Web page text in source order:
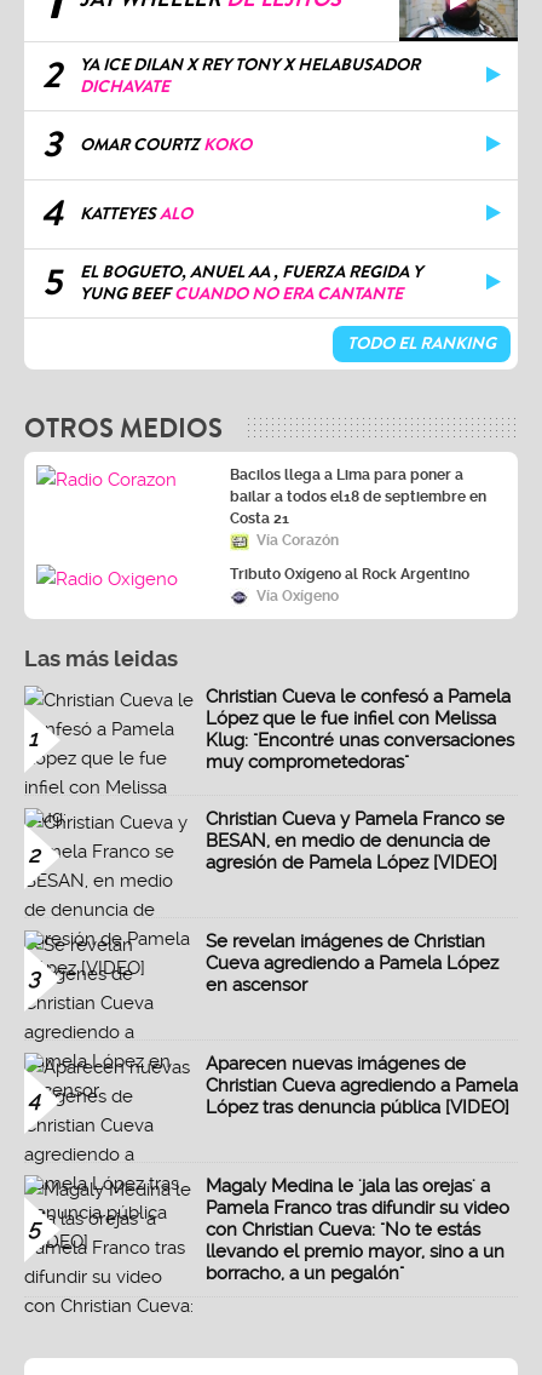
2
YA ICE DILAN X REY TONY X HELABUSADOR
DICHAVATE
3 OMAR COURTZKOKO
4 KATTEYESALO
5
EL BOGUETO, ANUEL AA , FUERZA REGIDA Y
YUNG BEEFCUANDO NO ERA CANTANTE
TODO EL RANKING
OTROS MEDIOS
Bacilos llega a Lima para poner a
bailar a todos el18 de septiembre en
Costa 21
Vía Corazón
Tributo Oxígeno al Rock Argentino
Vía Oxígeno
Las más leidas
1
Christian Cueva le confesó a Pamela
López que le fue infiel con Melissa
Klug: "Encontré unas conversaciones
muy comprometedoras"
2
Christian Cueva y Pamela Franco se
BESAN, en medio de denuncia de
agresión de Pamela López [VIDEO]
3
Se revelan imágenes de Christian
Cueva agrediendo a Pamela López
en ascensor
4
Aparecen nuevas imágenes de
Christian Cueva agrediendo a Pamela
López tras denuncia pública [VIDEO]
5
Magaly Medina le 'jala las orejas' a
Pamela Franco tras difundir su video
con Christian Cueva: "No te estás
llevando el premio mayor, sino a un
borracho, a un pegalón"